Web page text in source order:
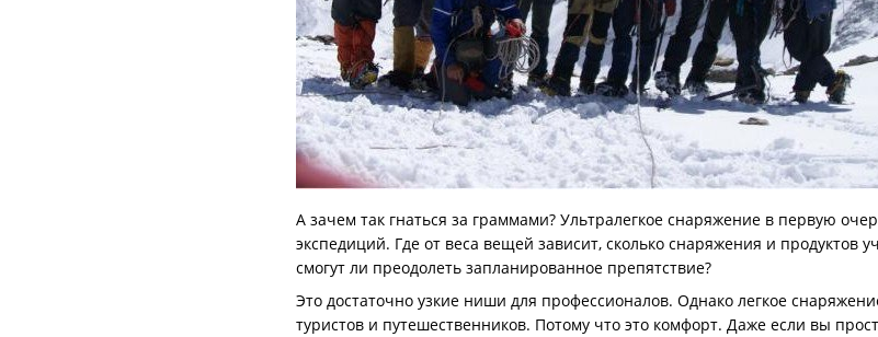
А зачем так гнаться за граммами? Ультралегкое снаряжение в первую
экспедиций. Где от веса вещей зависит, сколько снаряжения и продуктов
смогут ли преодолеть запланированное препятствие?
Это достаточно узкие ниши для профессионалов. Однако легкое
туристов и путешественников. Потому что это комфорт. Даже если вы